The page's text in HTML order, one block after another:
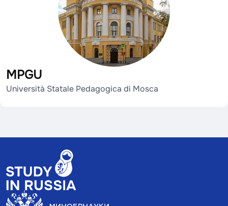
MPGU
Università Statale Pedagogica di Mosca